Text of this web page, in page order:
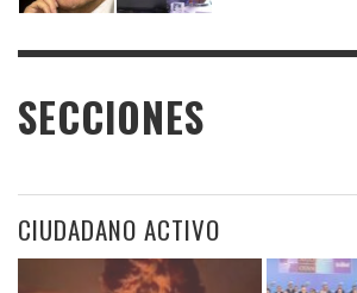
SECCIONES
CIUDADANO ACTIVO